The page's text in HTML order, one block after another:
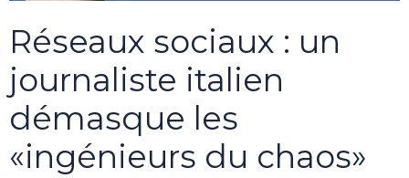
Réseaux sociaux : un
journaliste italien
démasque les
«ingénieurs du chaos»